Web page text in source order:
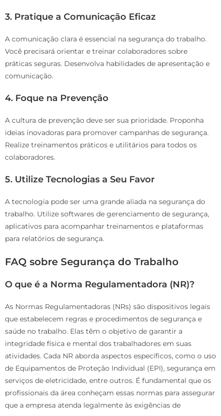
3. Pratique a Comunicação Eficaz
A comunicação clara é essencial na segurança do trabalho.
Você precisará orientar e treinar colaboradores sobre
práticas seguras. Desenvolva habilidades de apresentação e
comunicação.
4. Foque na Prevenção
A cultura de prevenção deve ser sua prioridade. Proponha
ideias inovadoras para promover campanhas de segurança.
Realize treinamentos práticos e utilitários para todos os
colaboradores.
5. Utilize Tecnologias a Seu Favor
A tecnologia pode ser uma grande aliada na segurança do
trabalho. Utilize softwares de gerenciamento de segurança,
aplicativos para acompanhar treinamentos e plataformas
para relatórios de segurança.
FAQ sobre Segurança do Trabalho
O que é a Norma Regulamentadora (NR)?
As Normas Regulamentadoras (NRs) são dispositivos legais
que estabelecem regras e procedimentos de segurança e
saúde no trabalho. Elas têm o objetivo de garantir a
integridade física e mental dos trabalhadores em suas
atividades. Cada NR aborda aspectos específicos, como o uso
de Equipamentos de Proteção Individual (EPI), segurança em
serviços de eletricidade, entre outros. É fundamental que os
profissionais da área conheçam essas normas para assegurar
que a empresa atenda legalmente às exigências de